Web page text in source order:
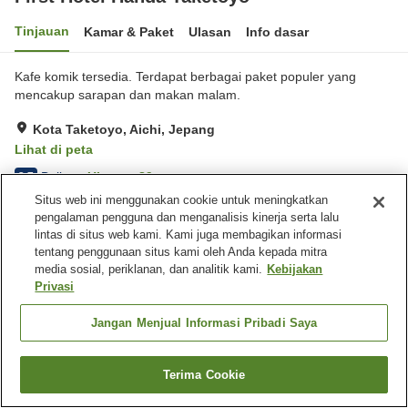
Tinjauan Kamar & Paket Ulasan Info dasar
Kafe komik tersedia. Terdapat berbagai paket populer yang
mencakup sarapan dan makan malam.
Kota Taketoyo, Aichi, Jepang
Lihat di peta
3.7 Baik Ulasan:89
Fasilitas properti
Tempat parkir
Kafe
Mesin penjual otomatis
Laundry berbayar
Jepang Aichi
Kota Taketoyo
First Hotel Handa Taketoyo
Cari kamar
Situs web ini menggunakan cookie untuk meningkatkan
pengalaman pengguna dan menganalisis kinerja serta lalu
lintas di situs web kami. Kami juga membagikan informasi
tentang penggunaan situs kami oleh Anda kepada mitra
media sosial, periklanan, dan analitik kami. Kebijakan
Privasi
Jangan Menjual Informasi Pribadi Saya
Terima Cookie